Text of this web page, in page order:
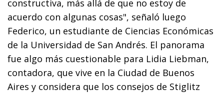
constructiva, más allá de que no estoy de
acuerdo con algunas cosas", señaló luego
Federico, un estudiante de Ciencias Económicas
de la Universidad de San Andrés. El panorama
fue algo más cuestionable para Lidia Liebman,
contadora, que vive en la Ciudad de Buenos
Aires y considera que los consejos de Stiglitz